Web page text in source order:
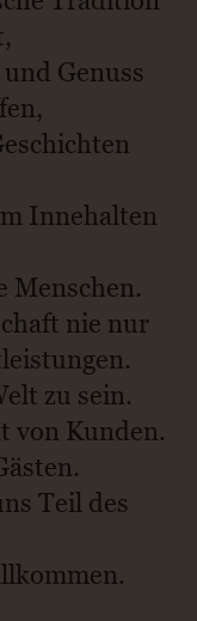
Genuss
Innehalten
Menschen.
nie nur
zu sein.
von Kunden.
Teil des